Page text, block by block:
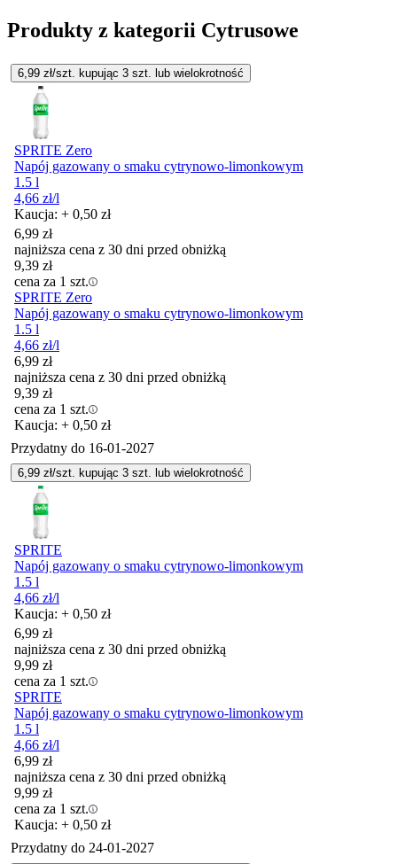
Produkty z kategorii Cytrusowe
6,99 zł/szt. kupując 3 szt. lub wielokrotność
SPRITE Zero
Napój gazowany o smaku cytrynowo-limonkowym
1.5 l
4,66 zł/l
Kaucja: + 0,50 zł
6,99 zł
najniższa cena z 30 dni przed obniżką
9,39 zł
cena za 1 szt.
SPRITE Zero
Napój gazowany o smaku cytrynowo-limonkowym
1.5 l
4,66 zł/l
6,99 zł
najniższa cena z 30 dni przed obniżką
9,39 zł
cena za 1 szt.
Kaucja: + 0,50 zł
Przydatny do 16-01-2027
6,99 zł/szt. kupując 3 szt. lub wielokrotność
SPRITE
Napój gazowany o smaku cytrynowo-limonkowym
1.5 l
4,66 zł/l
Kaucja: + 0,50 zł
6,99 zł
najniższa cena z 30 dni przed obniżką
9,99 zł
cena za 1 szt.
SPRITE
Napój gazowany o smaku cytrynowo-limonkowym
1.5 l
4,66 zł/l
6,99 zł
najniższa cena z 30 dni przed obniżką
9,99 zł
cena za 1 szt.
Kaucja: + 0,50 zł
Przydatny do 24-01-2027